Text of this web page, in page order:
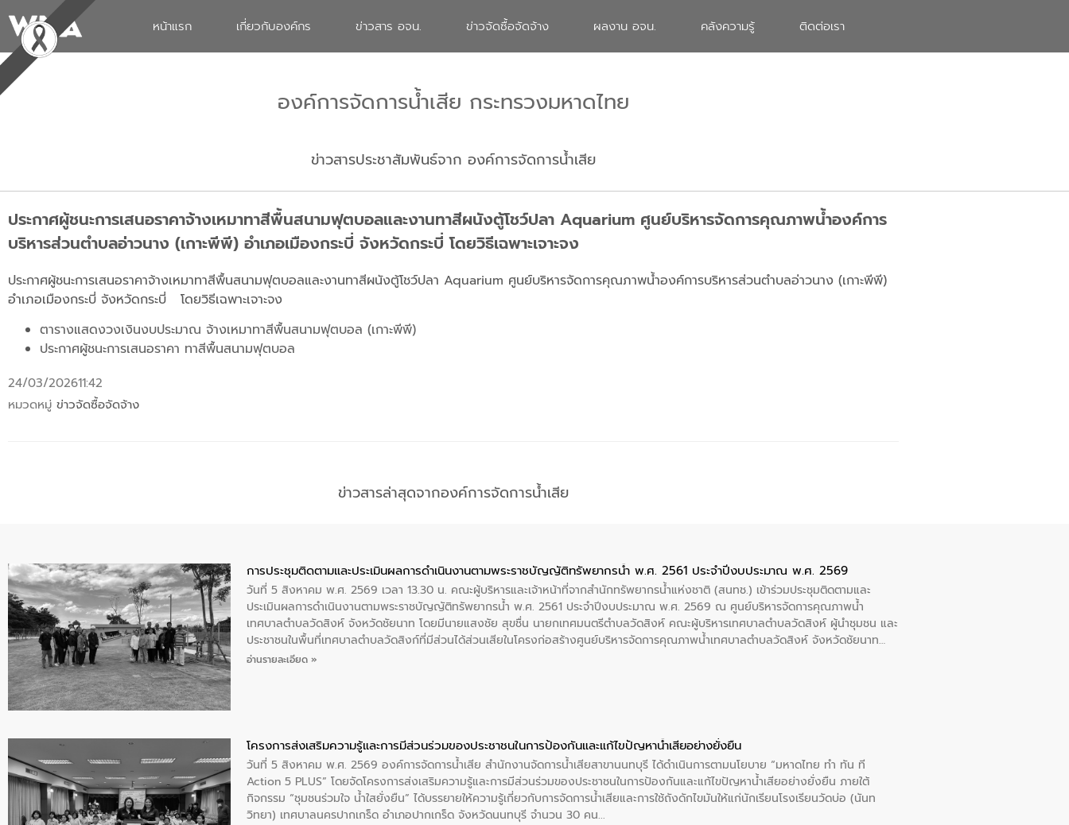
หน้าแรก เกี่ยวกับองค์กร ข่าวสาร อจน. ข่าวจัดซื้อจัดจ้าง ผลงาน อจน. คลังความรู้ ติดต่อเรา
องค์การจัดการน้ำเสีย กระทรวงมหาดไทย
ข่าวสารประชาสัมพันธ์จาก องค์การจัดการน้ำเสีย
ประกาศผู้ชนะการเสนอราคาจ้างเหมาทาสีพื้นสนามฟุตบอลและงานทาสีผนังตู้โชว์ปลา Aquarium ศูนย์บริหารจัดการคุณภาพน้ำองค์การ
บริหารส่วนตำบลอ่าวนาง (เกาะพีพี) อำเภอเมืองกระบี่ จังหวัดกระบี่ โดยวิธีเฉพาะเจาะจง
ประกาศผู้ชนะการเสนอราคาจ้างเหมาทาสีพื้นสนามฟุตบอลและงานทาสีผนังตู้โชว์ปลา Aquarium ศูนย์บริหารจัดการคุณภาพน้ำองค์การบริหารส่วนตำบลอ่าวนาง (เกาะพีพี)
อำเภอเมืองกระบี่ จังหวัดกระบี่ โดยวิธีเฉพาะเจาะจง
ตารางแสดงวงเงินงบประมาณ จ้างเหมาทาสีพื้นสนามฟุตบอล (เกาะพีพี)
ประกาศผู้ชนะการเสนอราคา ทาสีพื้นสนามฟุตบอล
24/03/202611:42
หมวดหมู่ ข่าวจัดซื้อจัดจ้าง
ข่าวสารล่าสุดจากองค์การจัดการน้ำเสีย
การประชุมติดตามและประเมินผลการดำเนินงานตามพระราชบัญญัติทรัพยากรน้ำ พ.ศ. 2561 ประจำปีงบประมาณ พ.ศ. 2569
วันที่ 5 สิงหาคม พ.ศ. 2569 เวลา 13.30 น. คณะผู้บริหารและเจ้าหน้าที่จากสำนักทรัพยากรน้ำแห่งชาติ (สนทช.) เข้าร่วมประชุมติดตามและ
ประเมินผลการดำเนินงานตามพระราชบัญญัติทรัพยากรน้ำ พ.ศ. 2561 ประจำปีงบประมาณ พ.ศ. 2569 ณ ศูนย์บริหารจัดการคุณภาพน้ำ
เทศบาลตำบลวัดสิงห์ จังหวัดชัยนาท โดยมีนายแสงชัย สุขชื่น นายกเทศมนตรีตำบลวัดสิงห์ คณะผู้บริหารเทศบาลตำบลวัดสิงห์ ผู้นำชุมชน และ
ประชาชนในพื้นที่เทศบาลตำบลวัดสิงก์ที่มีส่วนได้ส่วนเสียในโครงก่อสร้างศูนย์บริหารจัดการคุณภาพน้ำเทศบาลตำบลวัดสิงห์ จังหวัดชัยนาท
ให้การต้อนรับ
อ่านรายละเอียด »
โครงการส่งเสริมความรู้และการมีส่วนร่วมของประชาชนในการป้องกันและแก้ไขปัญหาน้ำเสียอย่างยั่งยืน
วันที่ 5 สิงหาคม พ.ศ. 2569 องค์การจัดการน้ำเสีย สำนักงานจัดการน้ำเสียสาขานนทบุรี ได้ดำเนินการตามนโยบาย “มหาดไทย ทำ ทัน ที
Action 5 PLUS” โดยจัดโครงการส่งเสริมความรู้และการมีส่วนร่วมของประชาชนในการป้องกันและแก้ไขปัญหาน้ำเสียอย่างยั่งยืน ภายใต้
กิจกรรม “ชุมชนร่วมใจ น้ำใสยั่งยืน” ได้บรรยายให้ความรู้เกี่ยวกับการจัดการน้ำเสียและการใช้ถังดักไขมันให้แก่นักเรียนโรงเรียนวัดบ่อ (นันท
วิทยา) เทศบาลนครปากเกร็ด อำเภอปากเกร็ด จังหวัดนนทบุรี จำนวน 30 คน